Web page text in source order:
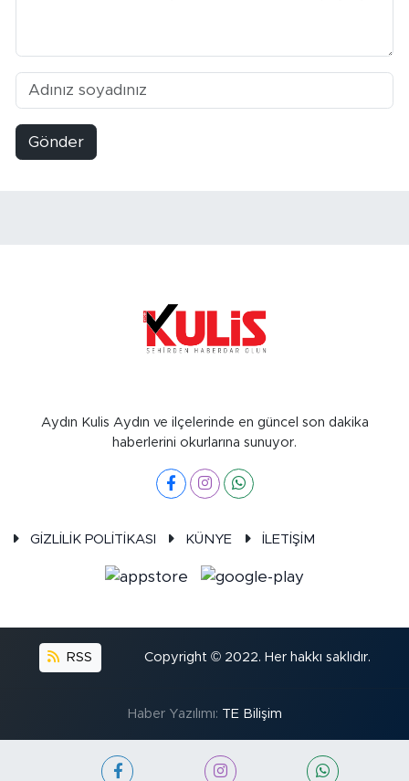
Gönder
Aydın Kulis Aydın ve ilçelerinde en güncel son dakika
haberlerini okurlarına sunuyor.
GİZLİLİK POLİTİKASI KÜNYE İLETİŞİM
RSS Copyright © 2022. Her hakkı saklıdır.
Haber Yazılımı: TE Bilişim